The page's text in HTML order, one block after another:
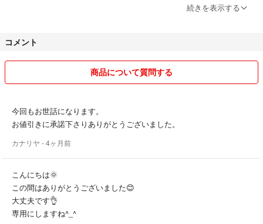
す。。
評価を何も書かずにされている方へ
くので、書かない方針の方へは、こちらも評価には何も書かず評価だけ
つけさせていただきます。
*+:｡.｡ ｡.｡:+* ハンドメイド商品について*+:｡.｡ ｡.｡:+*
ご覧いただきありがとうございます。
続きを表示する
コメント
商品について質問する
今回もお世話になります。
お値引きに承諾下さりありがとうございました。
カナリヤ - 4ヶ月前
こんにちは🌞
この間はありがとうございました😊
大丈夫です👌
専用にしますね^_^